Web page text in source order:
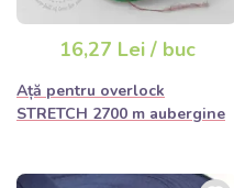
16,27 Lei / buc
Ață pentru overlock
STRETCH 2700 m aubergine